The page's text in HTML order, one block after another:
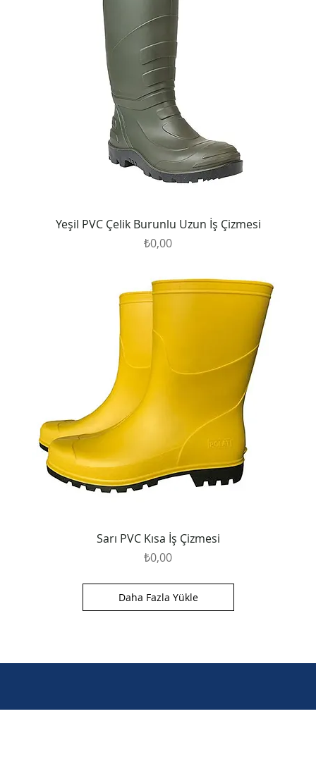
Yeşil PVC Çelik Burunlu Uzun İş Çizmesi
Fiyat
₺0,00
Sarı PVC Kısa İş Çizmesi
Fiyat
₺0,00
Daha Fazla Yükle